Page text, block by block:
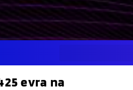
evra na